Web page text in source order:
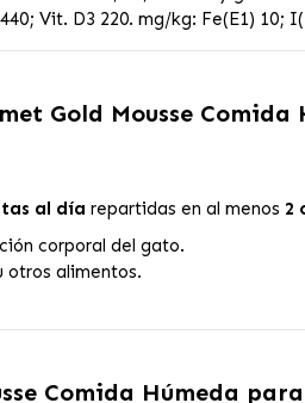
Vit. D3 220. mg/kg: Fe(E1) 10;
Gold Mousse
al día repartidas en al menos 2
corporal del gato.
otros alimentos.
Comida Húmeda